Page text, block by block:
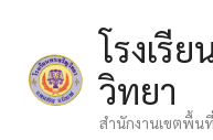
content
โรงเรี
วิทยา
สำนักงานเขตพื้น